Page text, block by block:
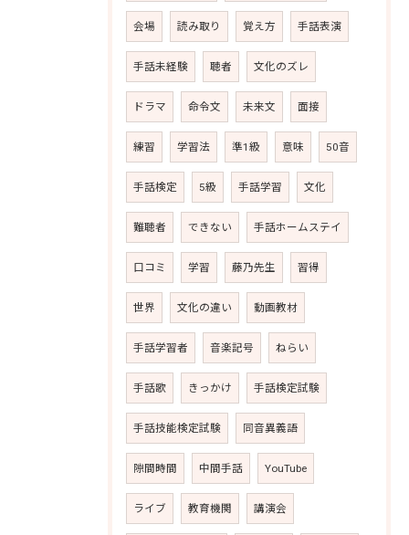
会場 読み取り 覚え方 手話表演
手話未経験 聴者 文化のズレ
ドラマ 命令文 未来文 面接
練習 学習法 準1級 意味 50音
手話検定 5級 手話学習 文化
難聴者 できない 手話ホームステイ
口コミ 学習 藤乃先生 習得
世界 文化の違い 動画教材
手話学習者 音楽記号 ねらい
手話歌 きっかけ 手話検定試験
手話技能検定試験 同音異義語
隙間時間 中間手話 YouTube
ライブ 教育機関 講演会